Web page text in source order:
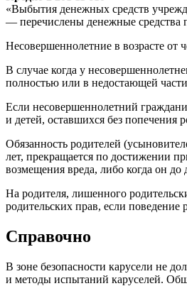
«Выбытия денежных средств
— перечислены денежные средства
Несовершеннолетние в возрасте от
В случае когда у
полностью или в недостающей
Если несовершеннолетний
и детей, оставшихся без попечения
Обязанность родителей
лет, прекращается по достижении
возмещения вреда, либо когда он
На родителя, лишенного
родительских прав, если
Справочно
В зоне безопасности карусели не
и методы испытаний каруселей.